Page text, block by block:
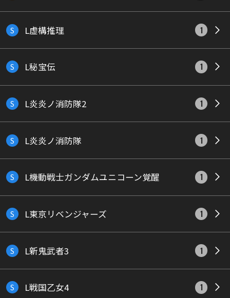
S L虚構推理 1
S L秘宝伝 1
S L炎炎ノ消防隊2 1
S L炎炎ノ消防隊 1
S L機動戦士ガンダムユニコーン覚醒 1
S L東京リベンジャーズ 1
S L新鬼武者3 1
S L戦国乙女4 1